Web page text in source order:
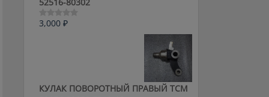
Оценка
3,000 ₽
КУЛАК ПОВОРОТНЫЙ ПРАВЫЙ ТСМ